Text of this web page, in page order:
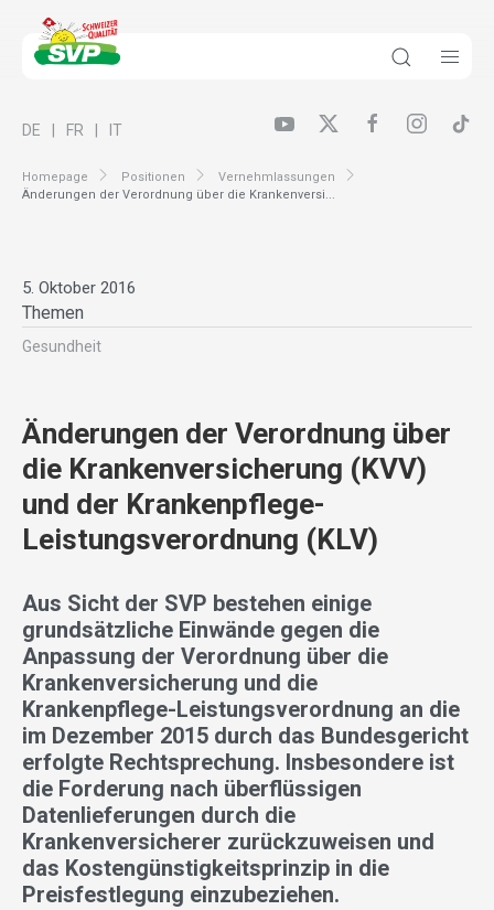
Homepage Positionen
Vernehmlassungen
Änderungen der Verordnung über die Krankenversi...
DE FR IT
5. Oktober 2016
Themen
Gesundheit
Änderungen der Verordnung über
die Krankenversicherung (KVV)
und der Krankenpflege-
Leistungsverordnung (KLV)
Aus Sicht der SVP bestehen einige
grundsätzliche Einwände gegen die
Anpassung der Verordnung über die
Krankenversicherung und die
Krankenpflege-Leistungsverordnung an die
im Dezember 2015 durch das Bundesgericht
erfolgte Rechtsprechung. Insbesondere ist
die Forderung nach überflüssigen
Datenlieferungen durch die
Krankenversicherer zurückzuweisen und
das Kostengünstigkeitsprinzip in die
Preisfestlegung einzubeziehen.